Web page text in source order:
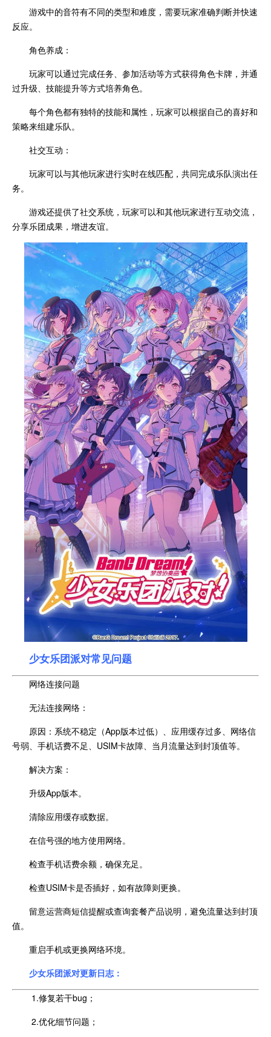
游戏中的音符有不同的类型和难度，需要玩家准确判断并快速
反应。
角色养成：
玩家可以通过完成任务、参加活动等方式获得角色卡牌，并通
过升级、技能提升等方式培养角色。
每个角色都有独特的技能和属性，玩家可以根据自己的喜好和
策略来组建乐队。
社交互动：
玩家可以与其他玩家进行实时在线匹配，共同完成乐队演出任
务。
游戏还提供了社交系统，玩家可以和其他玩家进行互动交流，
分享乐团成果，增进友谊。
少女乐团派对常见问题
网络连接问题
无法连接网络：
原因：系统不稳定（App版本过低）、应用缓存过多、网络信
号弱、手机话费不足、USIM卡故障、当月流量达到封顶值等。
解决方案：
升级App版本。
清除应用缓存或数据。
在信号强的地方使用网络。
检查手机话费余额，确保充足。
检查USIM卡是否插好，如有故障则更换。
留意运营商短信提醒或查询套餐产品说明，避免流量达到封顶
值。
重启手机或更换网络环境。
少女乐团派对更新日志：
1.修复若干bug；
2.优化细节问题；